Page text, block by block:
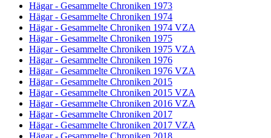
Hägar - Gesammelte Chroniken 1973
Hägar - Gesammelte Chroniken 1974
Hägar - Gesammelte Chroniken 1974 VZA
Hägar - Gesammelte Chroniken 1975
Hägar - Gesammelte Chroniken 1975 VZA
Hägar - Gesammelte Chroniken 1976
Hägar - Gesammelte Chroniken 1976 VZA
Hägar - Gesammelte Chroniken 2015
Hägar - Gesammelte Chroniken 2015 VZA
Hägar - Gesammelte Chroniken 2016 VZA
Hägar - Gesammelte Chroniken 2017
Hägar - Gesammelte Chroniken 2017 VZA